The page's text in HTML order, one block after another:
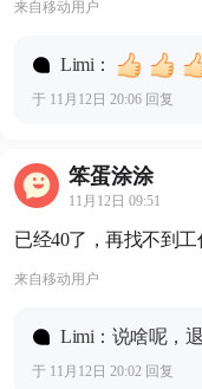
来自移动用户
Limi：
于 11月12日 20:06 回复
笨蛋涂涂
11月12日 09:51
已经40了，再找不到工
来自移动用户
Limi：说啥呢，
于 11月12日 20:02 回复